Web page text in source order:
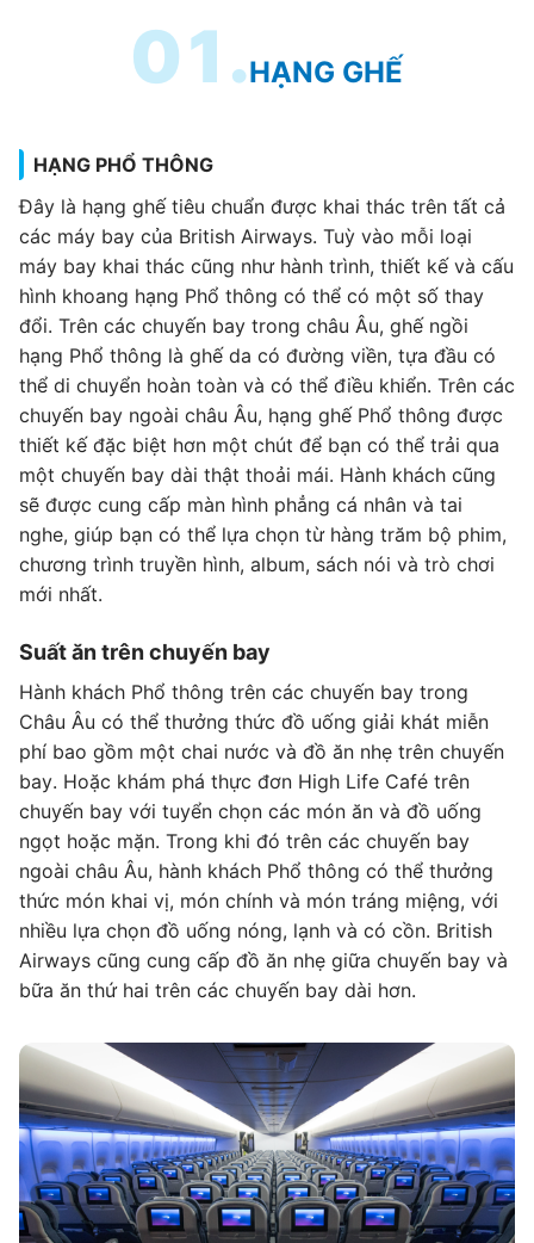
01.HẠNG GHẾ
HẠNG PHỔ THÔNG
Đây là hạng ghế tiêu chuẩn được khai thác trên tất cả
các máy bay của British Airways. Tuỳ vào mỗi loại
máy bay khai thác cũng như hành trình, thiết kế và cấu
hình khoang hạng Phổ thông có thể có một số thay
đổi. Trên các chuyến bay trong châu Âu, ghế ngồi
hạng Phổ thông là ghế da có đường viền, tựa đầu có
thể di chuyển hoàn toàn và có thể điều khiển. Trên các
chuyến bay ngoài châu Âu, hạng ghế Phổ thông được
thiết kế đặc biệt hơn một chút để bạn có thể trải qua
một chuyến bay dài thật thoải mái. Hành khách cũng
sẽ được cung cấp màn hình phẳng cá nhân và tai
nghe, giúp bạn có thể lựa chọn từ hàng trăm bộ phim,
chương trình truyền hình, album, sách nói và trò chơi
mới nhất.
Suất ăn trên chuyến bay
Hành khách Phổ thông trên các chuyến bay trong
Châu Âu có thể thưởng thức đồ uống giải khát miễn
phí bao gồm một chai nước và đồ ăn nhẹ trên chuyến
bay. Hoặc khám phá thực đơn High Life Café trên
chuyến bay với tuyển chọn các món ăn và đồ uống
ngọt hoặc mặn. Trong khi đó trên các chuyến bay
ngoài châu Âu, hành khách Phổ thông có thể thưởng
thức món khai vị, món chính và món tráng miệng, với
nhiều lựa chọn đồ uống nóng, lạnh và có cồn. British
Airways cũng cung cấp đồ ăn nhẹ giữa chuyến bay và
bữa ăn thứ hai trên các chuyến bay dài hơn.